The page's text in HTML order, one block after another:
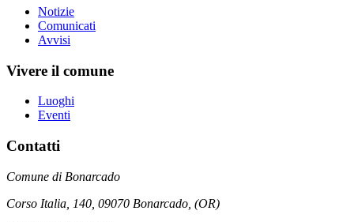
Notizie
Comunicati
Avvisi
Vivere il comune
Luoghi
Eventi
Contatti
Comune di Bonarcado
Corso Italia, 140, 09070 Bonarcado, (OR)